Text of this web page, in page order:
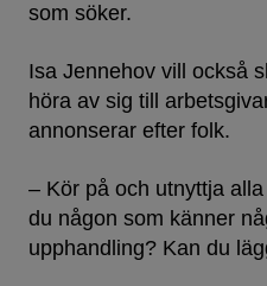
som söker.
Isa Jennehov vill också
höra av sig till
annonserar efter folk.
– Kör på och utnyttja
du någon som känner
upphandling? Kan du